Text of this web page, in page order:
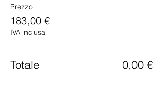
Prezzo
183,00 €
IVA inclusa
Totale 0,00 €